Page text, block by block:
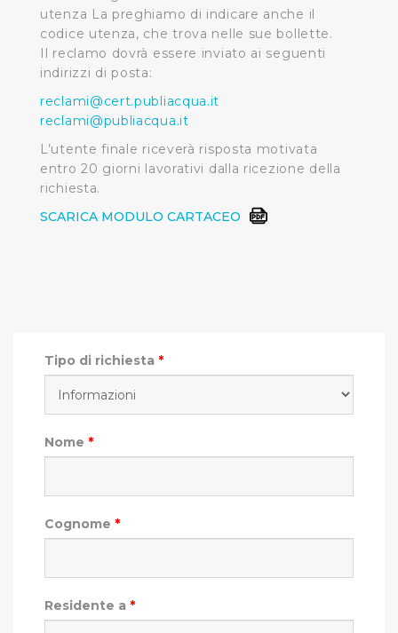
utenza La preghiamo di indicare anche il
codice utenza, che trova nelle sue bollette.
Il reclamo dovrà essere inviato ai seguenti
indirizzi di posta:
reclami@cert.publiacqua.it
reclami@publiacqua.it
L’utente finale riceverà risposta motivata
entro 20 giorni lavorativi dalla ricezione della
richiesta.
SCARICA MODULO CARTACEO
Tipo di richiesta *
Nome *
Cognome *
Residente a *